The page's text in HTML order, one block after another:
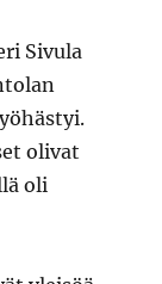
Sivula
olivat
oli